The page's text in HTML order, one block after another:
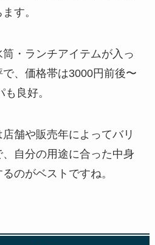
す。
・ランチアイテムが入っ
、価格帯は3000円前後〜
良好。
舗や販売年によってバリ
自分の用途に合った中身
のがベストですね。